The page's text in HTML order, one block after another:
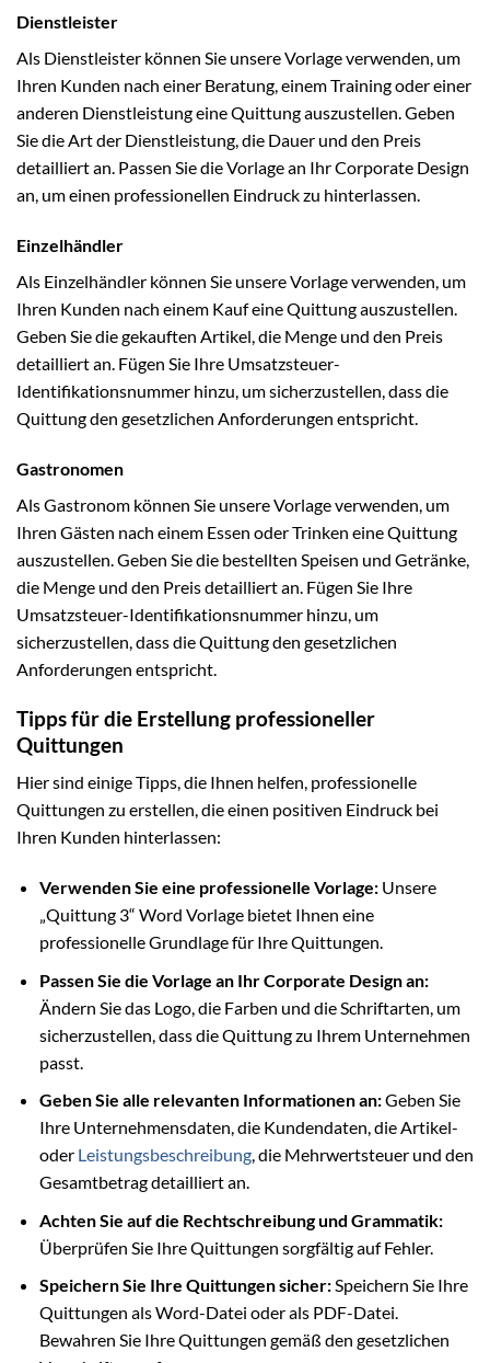
Dienstleister
Als Dienstleister können Sie unsere Vorlage verwenden, um
Ihren Kunden nach einer Beratung, einem Training oder einer
anderen Dienstleistung eine Quittung auszustellen. Geben
Sie die Art der Dienstleistung, die Dauer und den Preis
detailliert an. Passen Sie die Vorlage an Ihr Corporate Design
an, um einen professionellen Eindruck zu hinterlassen.
Einzelhändler
Als Einzelhändler können Sie unsere Vorlage verwenden, um
Ihren Kunden nach einem Kauf eine Quittung auszustellen.
Geben Sie die gekauften Artikel, die Menge und den Preis
detailliert an. Fügen Sie Ihre Umsatzsteuer-
Identifikationsnummer hinzu, um sicherzustellen, dass die
Quittung den gesetzlichen Anforderungen entspricht.
Gastronomen
Als Gastronom können Sie unsere Vorlage verwenden, um
Ihren Gästen nach einem Essen oder Trinken eine Quittung
auszustellen. Geben Sie die bestellten Speisen und Getränke,
die Menge und den Preis detailliert an. Fügen Sie Ihre
Umsatzsteuer-Identifikationsnummer hinzu, um
sicherzustellen, dass die Quittung den gesetzlichen
Anforderungen entspricht.
Tipps für die Erstellung professioneller
Quittungen
Hier sind einige Tipps, die Ihnen helfen, professionelle
Quittungen zu erstellen, die einen positiven Eindruck bei
Ihren Kunden hinterlassen:
Verwenden Sie eine professionelle Vorlage:Unsere
„Quittung 3“ Word Vorlage bietet Ihnen eine
professionelle Grundlage für Ihre Quittungen.
Passen Sie die Vorlage an Ihr Corporate Design an:
Ändern Sie das Logo, die Farben und die Schriftarten, um
sicherzustellen, dass die Quittung zu Ihrem Unternehmen
passt.
Geben Sie alle relevanten Informationen an:Geben Sie
Ihre Unternehmensdaten, die Kundendaten, die Artikel-
oder Leistungsbeschreibung, die Mehrwertsteuer und den
Gesamtbetrag detailliert an.
Achten Sie auf die Rechtschreibung und Grammatik:
Überprüfen Sie Ihre Quittungen sorgfältig auf Fehler.
Speichern Sie Ihre Quittungen sicher:Speichern Sie Ihre
Quittungen als Word-Datei oder als PDF-Datei.
Bewahren Sie Ihre Quittungen gemäß den gesetzlichen